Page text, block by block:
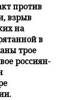
против
взрыв
на
в
трое
россиян-